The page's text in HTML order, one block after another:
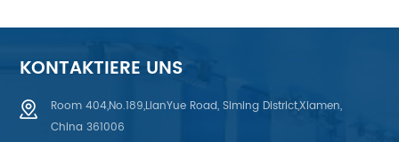
Fabrikverkauf Unsere Fabrik
Lagerbestand, vollständige
Spezifikationen und
Komplettlösungen für OEM-
und ODM-Bestellungen.4.
Zuverlässige Qualität
KONTAKTIERE UNS
Room 404,No.189,LianYue Road, Siming District,Xiamen,
China 361006